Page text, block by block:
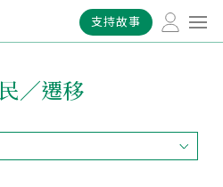
支持故事
／遷移